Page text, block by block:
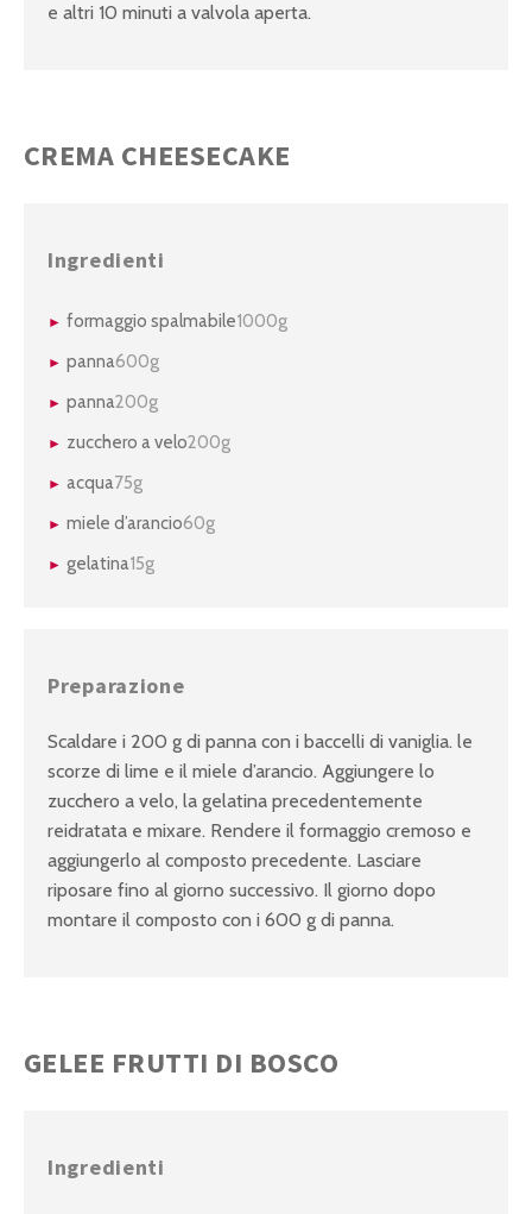
e altri 10 minuti a valvola aperta.
CREMA CHEESECAKE
Ingredienti
formaggio spalmabile1000g
panna600g
panna200g
zucchero a velo200g
acqua75g
miele d’arancio60g
gelatina15g
Preparazione
Scaldare i 200 g di panna con i baccelli di vaniglia. le
scorze di lime e il miele d’arancio. Aggiungere lo
zucchero a velo, la gelatina precedentemente
reidratata e mixare. Rendere il formaggio cremoso e
aggiungerlo al composto precedente. Lasciare
riposare fino al giorno successivo. Il giorno dopo
montare il composto con i 600 g di panna.
GELEE FRUTTI DI BOSCO
Ingredienti